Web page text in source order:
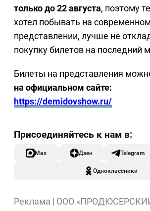
только до 22 августа, поэтому
хотел побывать на
представлении, лучше не
покупку билетов на последний
Билеты на представления
на официальном сайте:
https://demidovshow.ru/
Max Дзен Telegram
Одноклассники
Реклама | ООО